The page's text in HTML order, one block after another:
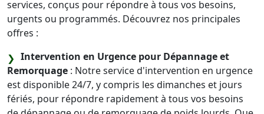
services, conçus pour répondre à tous vos besoins,
urgents ou programmés. Découvrez nos principales
offres :
Intervention en Urgence pour Dépannage et
Remorquage : Notre service d'intervention en urgence
est disponible 24/7, y compris les dimanches et jours
fériés, pour répondre rapidement à tous vos besoins